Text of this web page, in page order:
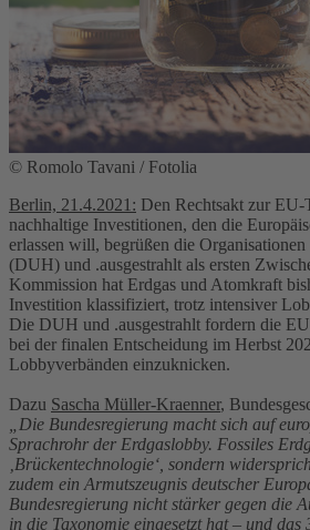
© Romolo Tavani / Fotolia
Berlin, 21.4.2021: Den Rechtsakt zur
nachhaltige Investitionen, den die
erlassen will, begrüßen die
(DUH) und .ausgestrahlt als ersten
Kommission hat Erdgas und Atomkraft
Investition klassifiziert, trotz intensiver
Die DUH und .ausgestrahlt fordern die
bei der finalen Entscheidung im Herbst
Lobbyverbänden einzuknicken.
Dazu Sascha Müller-Kraenner,
„Die Bundesregierung macht sich auf
Sprachrohr der Erdgaslobby. Fossiles
‚Brückentechnologie‘, sondern
zudem ein Armutszeugnis deutscher
Bundesregierung nicht stärker gegen die
in die Taxonomie eingesetzt hat – und das